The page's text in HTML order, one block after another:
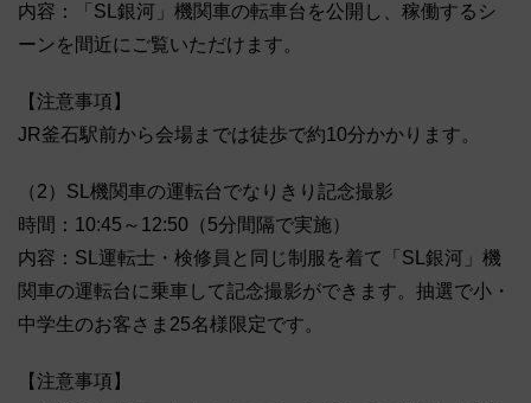
内容：「SL銀河」機関車の転車台を公開し、稼働するシ
ーンを間近にご覧いただけます。
【注意事項】
JR釜石駅前から会場までは徒歩で約10分かかります。
（2）SL機関車の運転台でなりきり記念撮影
時間：10:45～12:50（5分間隔で実施）
内容：SL運転士・検修員と同じ制服を着て「SL銀河」機
関車の運転台に乗車して記念撮影ができます。抽選で小・
中学生のお客さま25名様限定です。
【注意事項】